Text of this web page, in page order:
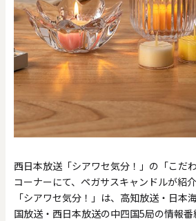
西日本放送「シアワセ気分！」の「こだ
コーナーにて、ペガサスキャンドルが紹介
「シアワセ気分！」は、高知放送・日本
国放送・西日本放送の中四国5局の情報